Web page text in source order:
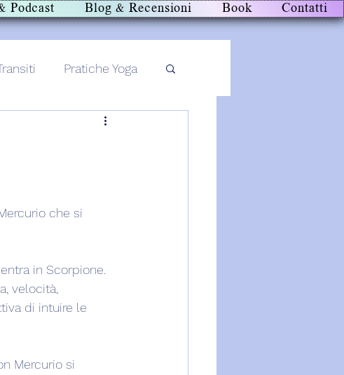
Podcast Blog & Recensioni Book Contatti
Pratiche Yoga
che si
in Scorpione.
velocità,
di intuire le
Mercurio si